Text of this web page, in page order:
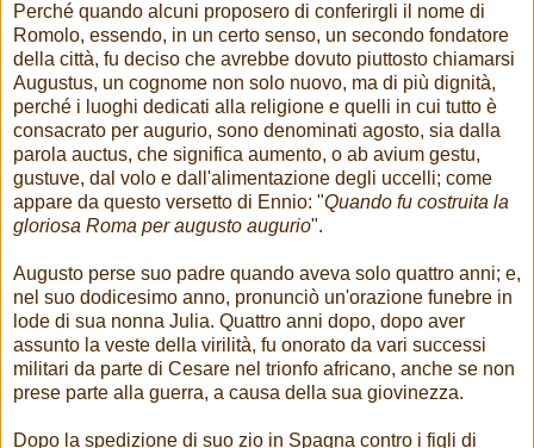
Perché quando alcuni proposero di conferirgli il nome di
Romolo, essendo, in un certo senso, un secondo fondatore
della città, fu deciso che avrebbe dovuto piuttosto chiamarsi
Augustus, un cognome non solo nuovo, ma di più dignità,
perché i luoghi dedicati alla religione e quelli in cui tutto è
consacrato per augurio, sono denominati agosto, sia dalla
parola auctus, che significa aumento, o ab avium gestu,
gustuve, dal volo e dall'alimentazione degli uccelli; come
appare da questo versetto di Ennio: "Quando fu costruita la
gloriosa Roma per augusto augurio".
Augusto perse suo padre quando aveva solo quattro anni; e,
nel suo dodicesimo anno, pronunciò un'orazione funebre in
lode di sua nonna Julia. Quattro anni dopo, dopo aver
assunto la veste della virilità, fu onorato da vari successi
militari da parte di Cesare nel trionfo africano, anche se non
prese parte alla guerra, a causa della sua giovinezza.
Dopo la spedizione di suo zio in Spagna contro i figli di